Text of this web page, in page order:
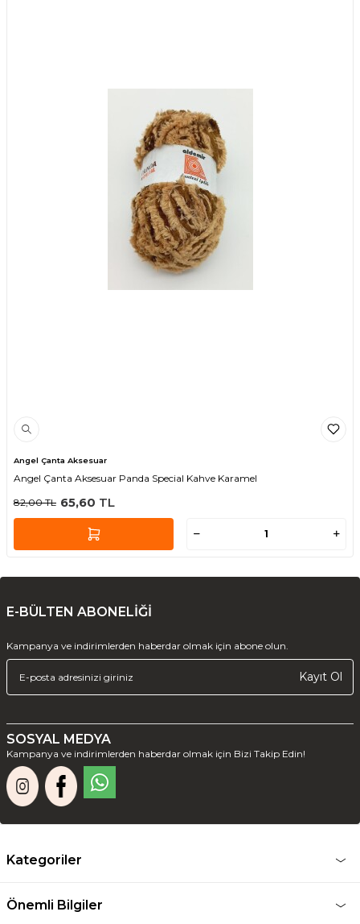
Angel Çanta Aksesuar
Angel Çanta Aksesuar Panda Special Kahve Karamel
82,00TL 65,60 TL
E-BÜLTEN ABONELİĞİ
Kampanya ve indirimlerden haberdar olmak için abone olun.
Kayıt Ol
SOSYAL MEDYA
Kampanya ve indirimlerden haberdar olmak için Bizi Takip Edin!
Kategoriler
Önemli Bilgiler